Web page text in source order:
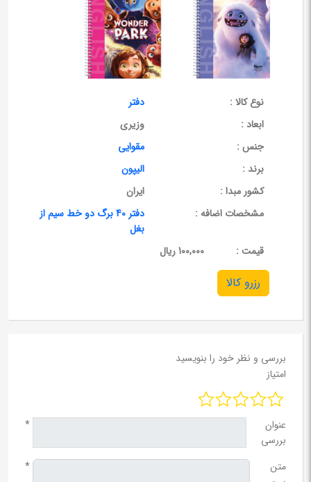
نوع کالا :
دفتر
ابعاد :
وزیری
جنس :
مقوایی
برند :
الیپون
کشور مبدا :
ایران
مشخصات اضافه :
دفتر 40 برگ دو خط سیم از
بغل
قيمت :
100,000 ریال
رزرو کالا
بررسی و نظر خود را بنویسید
امتیاز
عنوان
بررسی
*
متن
*